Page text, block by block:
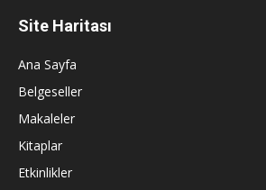
Site Haritası
Ana Sayfa
Belgeseller
Makaleler
Kitaplar
Etkinlikler